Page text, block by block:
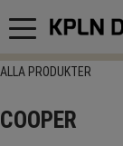
Meny
ALLA PRODUKTER
COOPER